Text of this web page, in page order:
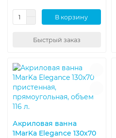
В корзину
Быстрый заказ
Акриловая ванна
1MarKa Elegance 130х70